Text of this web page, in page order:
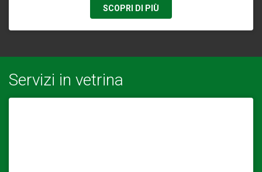
SCOPRI DI PIÙ
Servizi in vetrina